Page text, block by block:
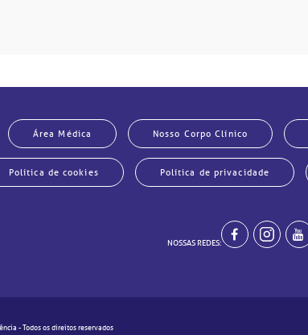
Área Médica Nosso Corpo Clínico
Política de cookies Política de privacidade
NOSSAS REDES:
- Todos os direitos reservados